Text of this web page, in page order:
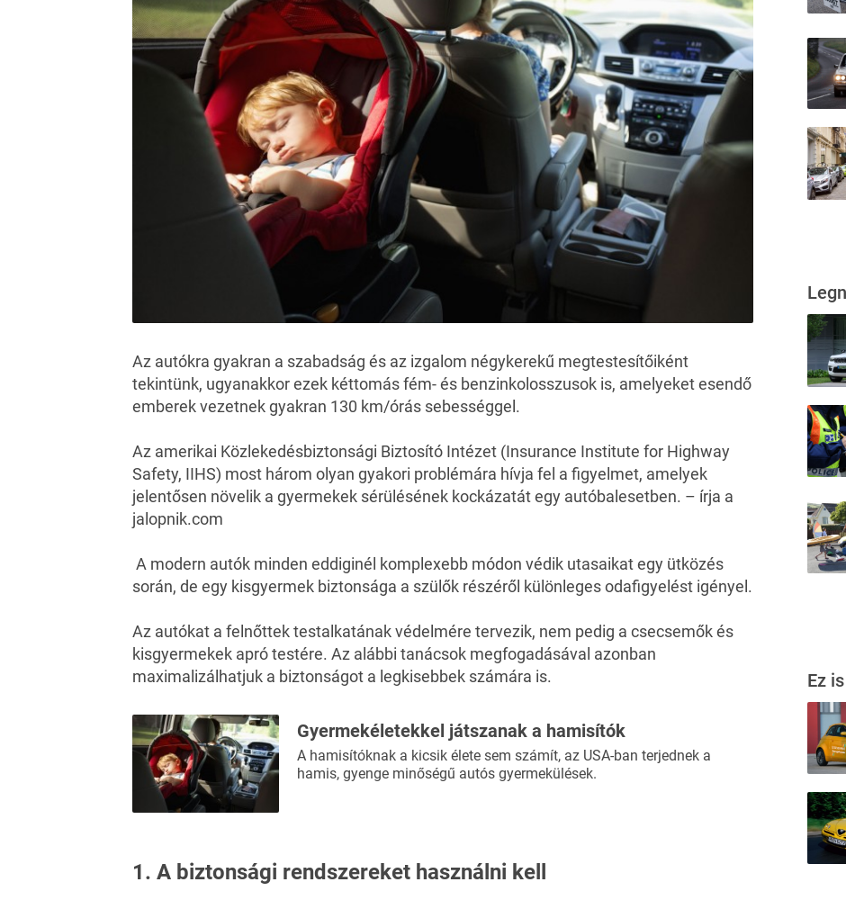
Az autókra gyakran a szabadság és az izgalom négykerekű megtestesítőiként
tekintünk, ugyanakkor ezek kéttomás fém- és benzinkolosszusok is, amelyeket esendő
emberek vezetnek gyakran 130 km/órás sebességgel.
Az amerikai Közlekedésbiztonsági Biztosító Intézet (Insurance Institute for Highway
Safety, IIHS) most három olyan gyakori problémára hívja fel a figyelmet, amelyek
jelentősen növelik a gyermekek sérülésének kockázatát egy autóbalesetben. – írja a
jalopnik.com
A modern autók minden eddiginél komplexebb módon védik utasaikat egy ütközés
során, de egy kisgyermek biztonsága a szülők részéről különleges odafigyelést igényel.
Az autókat a felnőttek testalkatának védelmére tervezik, nem pedig a csecsemők és
kisgyermekek apró testére. Az alábbi tanácsok megfogadásával azonban
maximalizálhatjuk a biztonságot a legkisebbek számára is.
Gyermekéletekkel játszanak a hamisítók
A hamisítóknak a kicsik élete sem számít, az USA-ban terjednek a
hamis, gyenge minőségű autós gyermekülések.
1. A biztonsági rendszereket használni kell
Ez